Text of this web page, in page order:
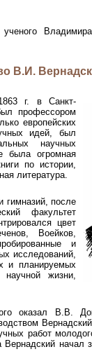
В.И.
г. в Санкт-
профессором
европейских
идей, был
научных
была огромная
по истории,
литература.
гимназий, после
факультет
цвет
Воейков,
и
исследований,
и планируемых
жизни,
оказал В.В.
работ
начал